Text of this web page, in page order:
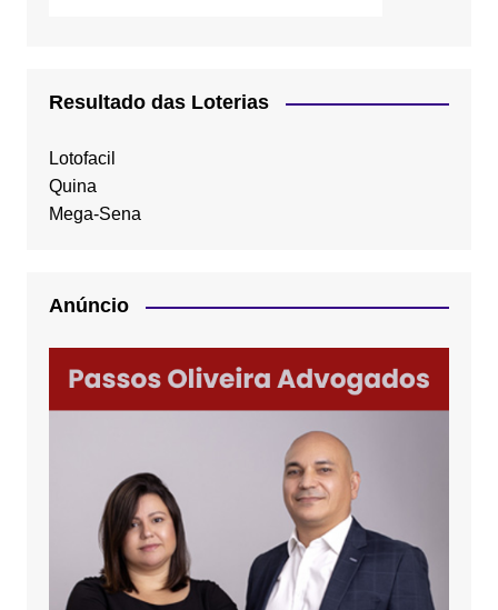
Resultado das Loterias
Lotofacil
Quina
Mega-Sena
Anúncio